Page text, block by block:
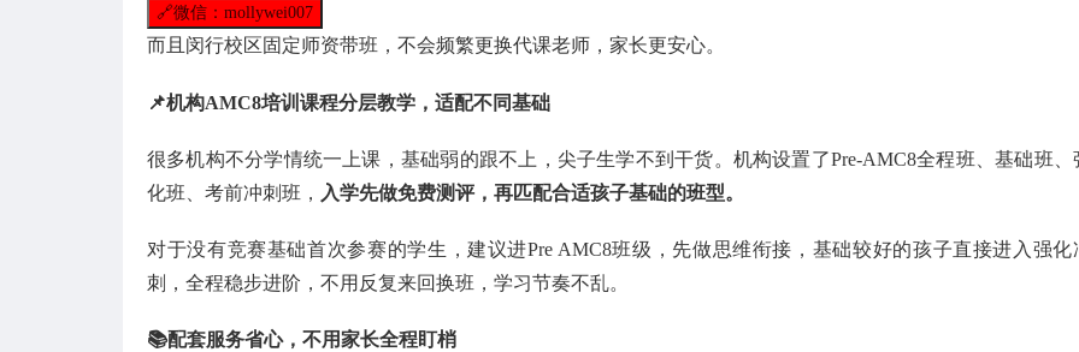
🔗微信：mollywei007
而且闵行校区固定师资带班，不会频繁更换代课老师，家长更安心。
📌机构AMC8培训课程分层教学，适配不同基础
很多机构不分学情统一上课，基础弱的跟不上，尖子生学不到干货。机构设置了Pre-AMC8全程班、基础班、
化班、考前冲刺班， 入学先做免费测评，再匹配合适孩子基础的班型。
对于没有竞赛基础首次参赛的学生，建议进Pre AMC8班级，先做思维衔接，基础较好的孩子直接进入强化
刺，全程稳步进阶，不用反复来回换班，学习节奏不乱。
📚配套服务省心，不用家长全程盯梢